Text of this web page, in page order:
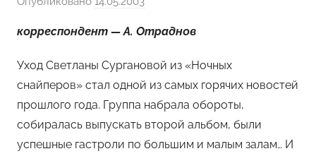
т
о
м
Ф
а
корреспондент — А. Отраднов
Уход Светланы Сургановой из «Ночных
снайперов» стал одной из самых горячих новостей
прошлого года. Группа набрала обороты,
собиралась выпускать второй альбом, были
успешные гастроли по большим и малым залам… И